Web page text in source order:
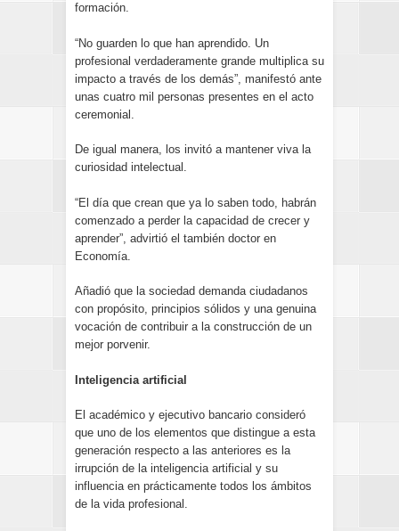
formación.
“No guarden lo que han aprendido. Un
profesional verdaderamente grande multiplica su
impacto a través de los demás”, manifestó ante
unas cuatro mil personas presentes en el acto
ceremonial.
De igual manera, los invitó a mantener viva la
curiosidad intelectual.
“El día que crean que ya lo saben todo, habrán
comenzado a perder la capacidad de crecer y
aprender”, advirtió el también doctor en
Economía.
Añadió que la sociedad demanda ciudadanos
con propósito, principios sólidos y una genuina
vocación de contribuir a la construcción de un
mejor porvenir.
Inteligencia artificial
El académico y ejecutivo bancario consideró
que uno de los elementos que distingue a esta
generación respecto a las anteriores es la
irrupción de la inteligencia artificial y su
influencia en prácticamente todos los ámbitos
de la vida profesional.